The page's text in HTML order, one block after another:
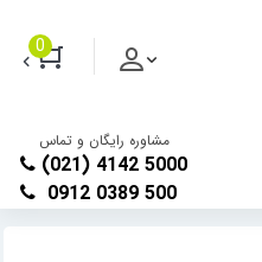
0
مشاوره رایگان و تماس
(021) 4142 5000
0912 0389 500